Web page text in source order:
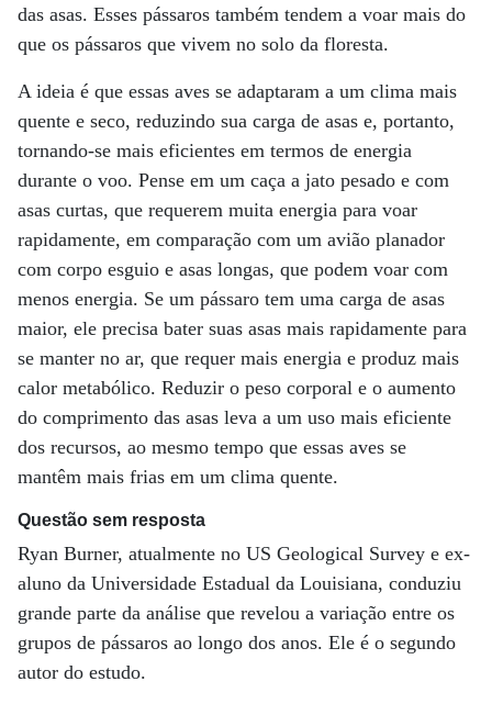
das asas. Esses pássaros também tendem a voar mais do
que os pássaros que vivem no solo da floresta.
A ideia é que essas aves se adaptaram a um clima mais
quente e seco, reduzindo sua carga de asas e, portanto,
tornando-se mais eficientes em termos de energia
durante o voo. Pense em um caça a jato pesado e com
asas curtas, que requerem muita energia para voar
rapidamente, em comparação com um avião planador
com corpo esguio e asas longas, que podem voar com
menos energia. Se um pássaro tem uma carga de asas
maior, ele precisa bater suas asas mais rapidamente para
se manter no ar, que requer mais energia e produz mais
calor metabólico. Reduzir o peso corporal e o aumento
do comprimento das asas leva a um uso mais eficiente
dos recursos, ao mesmo tempo que essas aves se
mantêm mais frias em um clima quente.
Questão sem resposta
Ryan Burner, atualmente no US Geological Survey e ex-
aluno da Universidade Estadual da Louisiana, conduziu
grande parte da análise que revelou a variação entre os
grupos de pássaros ao longo dos anos. Ele é o segundo
autor do estudo.